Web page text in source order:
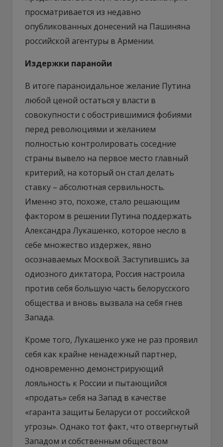
просматривается из недавно
опубликованных донесений на Пашиняна
российской агентуры в Армении.
Издержки паранойи
В итоге параноидальное желание Путина
любой ценой остаться у власти в
совокупности с обострившимися фобиями
перед революциями и желанием
полностью контролировать соседние
страны вывело на первое место главный
критерий, на который он стал делать
ставку – абсолютная сервильность.
Именно это, похоже, стало решающим
фактором в решении Путина поддержать
Александра Лукашенко, которое несло в
себе множество издержек, явно
осознаваемых Москвой. Заступившись за
одиозного диктатора, Россия настроила
против себя большую часть белорусского
общества и вновь вызвала на себя гнев
Запада.
Кроме того, Лукашенко уже не раз проявил
себя как крайне ненадежный партнер,
одновременно демонстрирующий
лояльность к России и пытающийся
«продать» себя на Запад в качестве
«гаранта защиты Беларуси от российской
угрозы». Однако тот факт, что отвергнутый
Западом и собственным обществом